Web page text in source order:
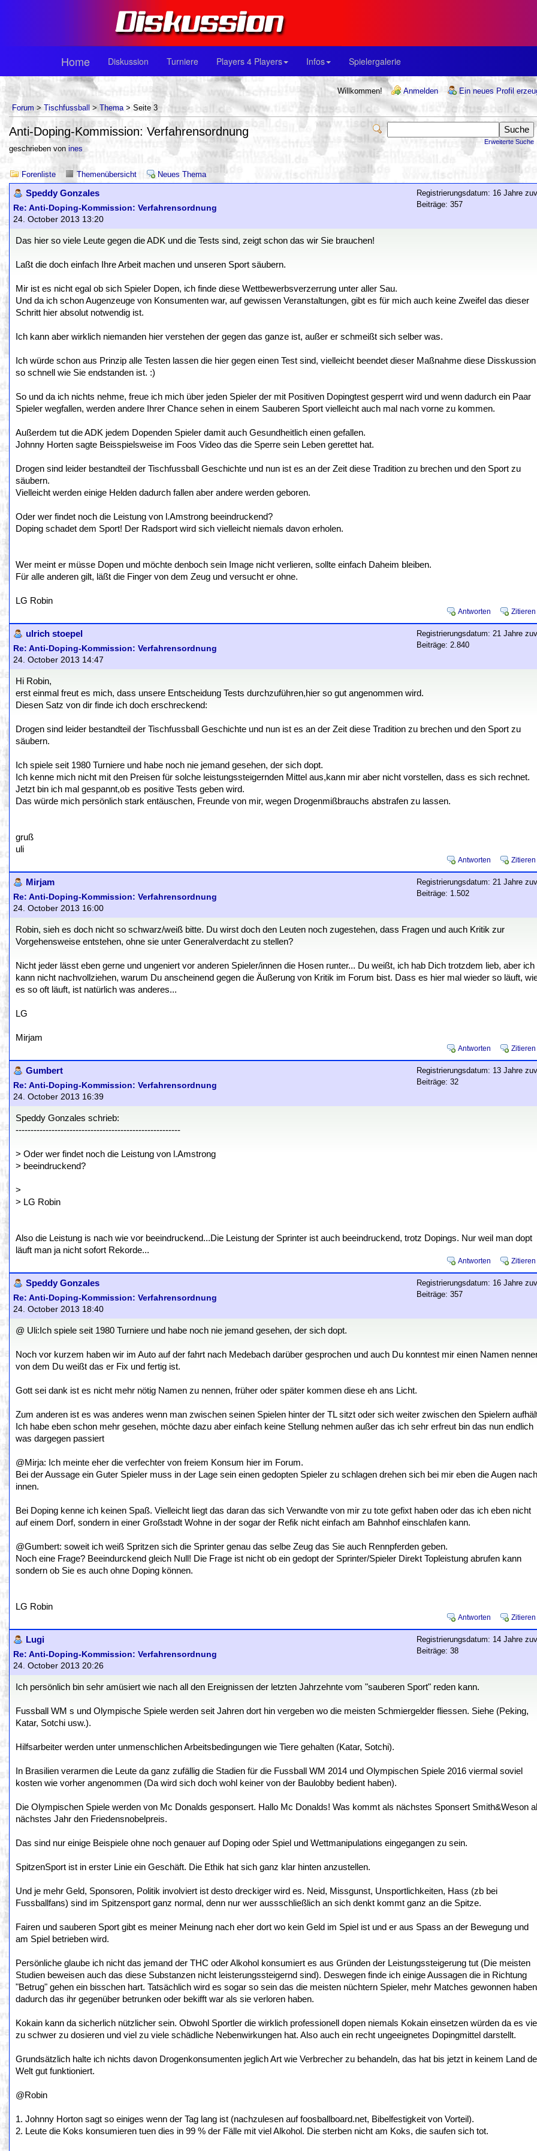
Home Diskussion Turniere Players 4 Players Infos Spielergalerie
Willkommen! Anmelden
Ein neues Profil
Forum > Tischfussball > Thema> Seite 3
Erweiterte Suche
Anti-Doping-Kommission: Verfahrensordnung
geschrieben von ines
Forenliste Themenübersicht Neues Thema
Speddy Gonzales
Re: Anti-Doping-Kommission: Verfahrensordnung
24. October 2013 13:20
Registrierungsdatum: 16 Jahre
Beiträge: 357
Das hier so viele Leute gegen die ADK und die Tests sind, zeigt schon das wir Sie brauchen!
Laßt die doch einfach Ihre Arbeit machen und unseren Sport säubern.
Mir ist es nicht egal ob sich Spieler Dopen, ich finde diese Wettbewerbsverzerrung unter aller Sau.
Und da ich schon Augenzeuge von Konsumenten war, auf gewissen Veranstaltungen, gibt es für mich auch keine Zweifel das dieser
Schritt hier absolut notwendig ist.
Ich kann aber wirklich niemanden hier verstehen der gegen das ganze ist, außer er schmeißt sich selber was.
Ich würde schon aus Prinzip alle Testen lassen die hier gegen einen Test sind, vielleicht beendet dieser Maßnahme diese Disskussion
so schnell wie Sie endstanden ist. :)
So und da ich nichts nehme, freue ich mich über jeden Spieler der mit Positiven Dopingtest gesperrt wird und wenn dadurch ein Paar
Spieler wegfallen, werden andere Ihrer Chance sehen in einem Sauberen Sport vielleicht auch mal nach vorne zu kommen.
Außerdem tut die ADK jedem Dopenden Spieler damit auch Gesundheitlich einen gefallen.
Johnny Horten sagte Beisspielsweise im Foos Video das die Sperre sein Leben gerettet hat.
Drogen sind leider bestandteil der Tischfussball Geschichte und nun ist es an der Zeit diese Tradition zu brechen und den Sport zu
säubern.
Vielleicht werden einige Helden dadurch fallen aber andere werden geboren.
Oder wer findet noch die Leistung von l.Amstrong beeindruckend?
Doping schadet dem Sport! Der Radsport wird sich vielleicht niemals davon erholen.
Wer meint er müsse Dopen und möchte denboch sein Image nicht verlieren, sollte einfach Daheim bleiben.
Für alle anderen gilt, läßt die Finger von dem Zeug und versucht er ohne.
LG Robin
Antworten Zitieren
ulrich stoepel
Re: Anti-Doping-Kommission: Verfahrensordnung
24. October 2013 14:47
Registrierungsdatum: 21 Jahre
Beiträge: 2.840
Hi Robin,
erst einmal freut es mich, dass unsere Entscheidung Tests durchzuführen,hier so gut angenommen wird.
Diesen Satz von dir finde ich doch erschreckend:
Drogen sind leider bestandteil der Tischfussball Geschichte und nun ist es an der Zeit diese Tradition zu brechen und den Sport zu
säubern.
Ich spiele seit 1980 Turniere und habe noch nie jemand gesehen, der sich dopt.
Ich kenne mich nicht mit den Preisen für solche leistungssteigernden Mittel aus,kann mir aber nicht vorstellen, dass es sich rechnet.
Jetzt bin ich mal gespannt,ob es positive Tests geben wird.
Das würde mich persönlich stark entäuschen, Freunde von mir, wegen Drogenmißbrauchs abstrafen zu lassen.
gruß
uli
Antworten Zitieren
Mirjam
Re: Anti-Doping-Kommission: Verfahrensordnung
24. October 2013 16:00
Registrierungsdatum: 21 Jahre
Beiträge: 1.502
Robin, sieh es doch nicht so schwarz/weiß bitte. Du wirst doch den Leuten noch zugestehen, dass Fragen und auch Kritik zur
Vorgehensweise entstehen, ohne sie unter Generalverdacht zu stellen?
Nicht jeder lässt eben gerne und ungeniert vor anderen Spieler/innen die Hosen runter... Du weißt, ich hab Dich trotzdem lieb, aber ich
kann nicht nachvollziehen, warum Du anscheinend gegen die Äußerung von Kritik im Forum bist. Dass es hier mal wieder so läuft,
es so oft läuft, ist natürlich was anderes...
LG
Mirjam
Antworten Zitieren
Gumbert
Re: Anti-Doping-Kommission: Verfahrensordnung
24. October 2013 16:39
Registrierungsdatum: 13 Jahre
Beiträge: 32
Speddy Gonzales schrieb:
-------------------------------------------------------
> Oder wer findet noch die Leistung von l.Amstrong
> beeindruckend?
>
> LG Robin
Also die Leistung is nach wie vor beeindruckend...Die Leistung der Sprinter ist auch beeindruckend, trotz Dopings. Nur weil man dopt
läuft man ja nicht sofort Rekorde...
Antworten Zitieren
Speddy Gonzales
Re: Anti-Doping-Kommission: Verfahrensordnung
24. October 2013 18:40
Registrierungsdatum: 16 Jahre
Beiträge: 357
@ Uli:Ich spiele seit 1980 Turniere und habe noch nie jemand gesehen, der sich dopt.
Noch vor kurzem haben wir im Auto auf der fahrt nach Medebach darüber gesprochen und auch Du konntest mir einen Namen
von dem Du weißt das er Fix und fertig ist.
Gott sei dank ist es nicht mehr nötig Namen zu nennen, früher oder später kommen diese eh ans Licht.
Zum anderen ist es was anderes wenn man zwischen seinen Spielen hinter der TL sitzt oder sich weiter zwischen den Spielern
Ich habe eben schon mehr gesehen, möchte dazu aber einfach keine Stellung nehmen außer das ich sehr erfreut bin das nun endlich
was dargegen passiert
@Mirja: Ich meinte eher die verfechter von freiem Konsum hier im Forum.
Bei der Aussage ein Guter Spieler muss in der Lage sein einen gedopten Spieler zu schlagen drehen sich bei mir eben die Augen nach
innen.
Bei Doping kenne ich keinen Spaß. Vielleicht liegt das daran das sich Verwandte von mir zu tote gefixt haben oder das ich eben nicht
auf einem Dorf, sondern in einer Großstadt Wohne in der sogar der Refik nicht einfach am Bahnhof einschlafen kann.
@Gumbert: soweit ich weiß Spritzen sich die Sprinter genau das selbe Zeug das Sie auch Rennpferden geben.
Noch eine Frage? Beeindurckend gleich Null! Die Frage ist nicht ob ein gedopt der Sprinter/Spieler Direkt Topleistung abrufen kann
sondern ob Sie es auch ohne Doping können.
LG Robin
Antworten Zitieren
Lugi
Re: Anti-Doping-Kommission: Verfahrensordnung
24. October 2013 20:26
Registrierungsdatum: 14 Jahre
Beiträge: 38
Ich persönlich bin sehr amüsiert wie nach all den Ereignissen der letzten Jahrzehnte vom "sauberen Sport" reden kann.
Fussball WM s und Olympische Spiele werden seit Jahren dort hin vergeben wo die meisten Schmiergelder fliessen. Siehe (Peking,
Katar, Sotchi usw.).
Hilfsarbeiter werden unter unmenschlichen Arbeitsbedingungen wie Tiere gehalten (Katar, Sotchi).
In Brasilien verarmen die Leute da ganz zufällig die Stadien für die Fussball WM 2014 und Olympischen Spiele 2016 viermal soviel
kosten wie vorher angenommen (Da wird sich doch wohl keiner von der Baulobby bedient haben).
Die Olympischen Spiele werden von Mc Donalds gesponsert. Hallo Mc Donalds! Was kommt als nächstes Sponsert Smith&Weson
nächstes Jahr den Friedensnobelpreis.
Das sind nur einige Beispiele ohne noch genauer auf Doping oder Spiel und Wettmanipulations eingegangen zu sein.
SpitzenSport ist in erster Linie ein Geschäft. Die Ethik hat sich ganz klar hinten anzustellen.
Und je mehr Geld, Sponsoren, Politik involviert ist desto dreckiger wird es. Neid, Missgunst, Unsportlichkeiten, Hass (zb bei
Fussballfans) sind im Spitzensport ganz normal, denn nur wer aussschließlich an sich denkt kommt ganz an die Spitze.
Fairen und sauberen Sport gibt es meiner Meinung nach eher dort wo kein Geld im Spiel ist und er aus Spass an der Bewegung und
am Spiel betrieben wird.
Persönliche glaube ich nicht das jemand der THC oder Alkohol konsumiert es aus Gründen der Leistungssteigerung tut (Die meisten
Studien beweisen auch das diese Substanzen nicht leisterungssteigernd sind). Deswegen finde ich einige Aussagen die in Richtung
"Betrug" gehen ein bisschen hart. Tatsächlich wird es sogar so sein das die meisten nüchtern Spieler, mehr Matches gewonnen haben
dadurch das ihr gegenüber betrunken oder bekifft war als sie verloren haben.
Kokain kann da sicherlich nützlicher sein. Obwohl Sportler die wirklich professionell dopen niemals Kokain einsetzen würden da es
zu schwer zu dosieren und viel zu viele schädliche Nebenwirkungen hat. Also auch ein recht ungeeignetes Dopingmittel darstellt.
Grundsätzlich halte ich nichts davon Drogenkonsumenten jeglich Art wie Verbrecher zu behandeln, das hat bis jetzt in keinem Land
Welt gut funktioniert.
@Robin
1. Johnny Horton sagt so einiges wenn der Tag lang ist (nachzulesen auf foosballboard.net, Bibelfestigkeit von Vorteil).
2. Leute die Koks konsumieren tuen dies in 99 % der Fälle mit viel Alkohol. Die sterben nicht am Koks, die saufen sich tot.